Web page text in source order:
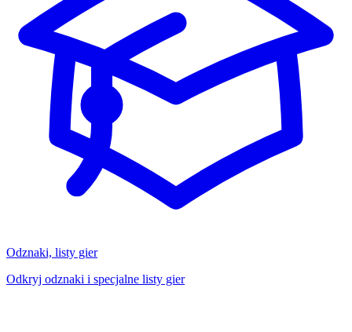
Odznaki, listy gier
Odkryj odznaki i specjalne listy gier